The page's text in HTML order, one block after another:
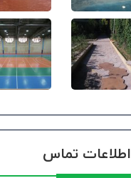
اطلاعات تماس